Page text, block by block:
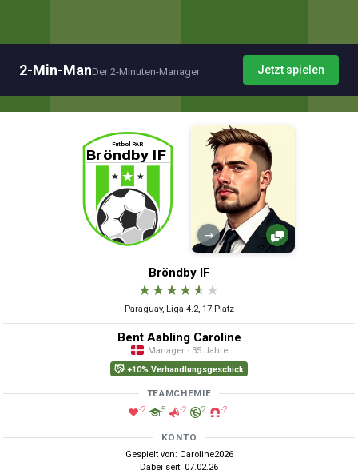
2-Min-ManDer 2-Minuten-Manager Jetzt spielen
→
Bröndby IF
★★★★★ ★
Paraguay, Liga 4.2, 17.Platz
Bent Aabling Caroline
Manager · 35 Jahre
+10% Verhandlungsgeschick
TEAMCHEMIE
-2 5 -2 2 -2
KONTO
Gespielt von: Caroline2026
Dabei seit: 07.02.26